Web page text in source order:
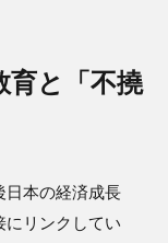
育と「不撓
日本の経済成長
にリンクしてい